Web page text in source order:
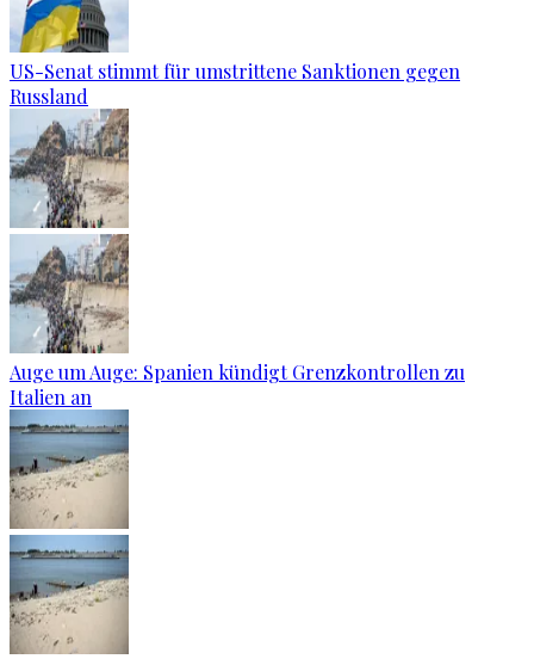
US-Senat stimmt für umstrittene Sanktionen gegen
Russland
Auge um Auge: Spanien kündigt Grenzkontrollen zu
Italien an